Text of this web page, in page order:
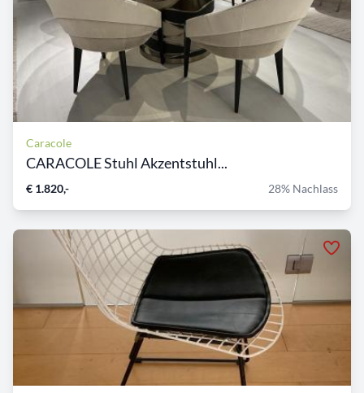
Caracole
CARACOLE Stuhl Akzentstuhl...
€ 1.820,- 28% Nachlass